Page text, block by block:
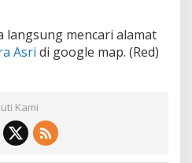
langsung mencari alamat
Asri di google map. (Red)
Kami